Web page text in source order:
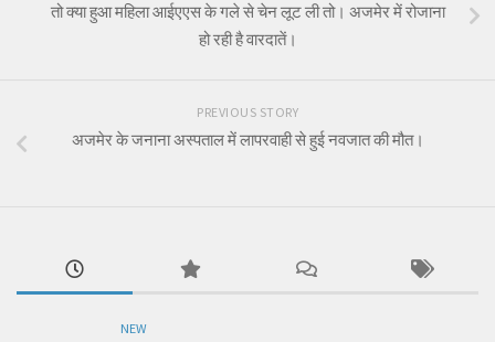
तो क्या हुआ महिला आईएएस के गले से चेन लूट ली तो। अजमेर में रोजाना
हो रही है वारदातें।
PREVIOUS STORY
अजमेर के जनाना अस्पताल में लापरवाही से हुई नवजात की मौत।
NEW